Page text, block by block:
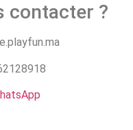
contacter ?